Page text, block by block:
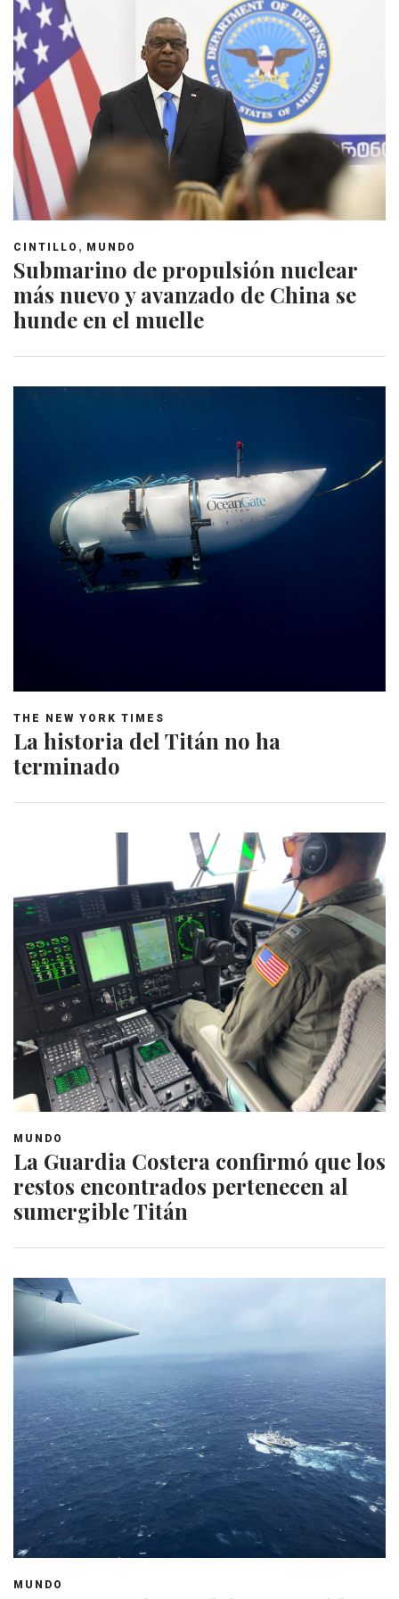
CINTILLO , MUNDO
Submarino de propulsión nuclear
más nuevo y avanzado de China se
hunde en el muelle
THE NEW YORK TIMES
La historia del Titán no ha
terminado
MUNDO
La Guardia Costera confirmó que los
restos encontrados pertenecen al
sumergible Titán
MUNDO